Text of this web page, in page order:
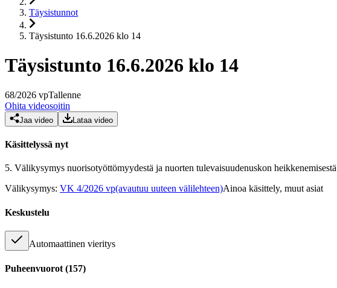
Täysistunnot
Täysistunto 16.6.2026 klo 14
Täysistunto 16.6.2026 klo 14
68/2026 vpTallenne
Ohita videosoitin
Jaa video Lataa video
Käsittelyssä nyt
5. Välikysymys nuorisotyöttömyydestä ja nuorten tulevaisuudenuskon heikkenemisestä
Välikysymys: VK 4/2026 vp(avautuu uuteen välilehteen)Ainoa käsittely, muut asiat
Keskustelu
Automaattinen vieritys
Puheenvuorot (157)